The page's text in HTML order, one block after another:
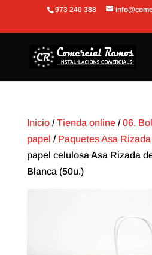
Abrir barra de herramientas
973 240 388
Inicio/Tienda online/06.
papel / Paquetes Asa
papel celulosa Asa Rizada
Blanca (50u.)